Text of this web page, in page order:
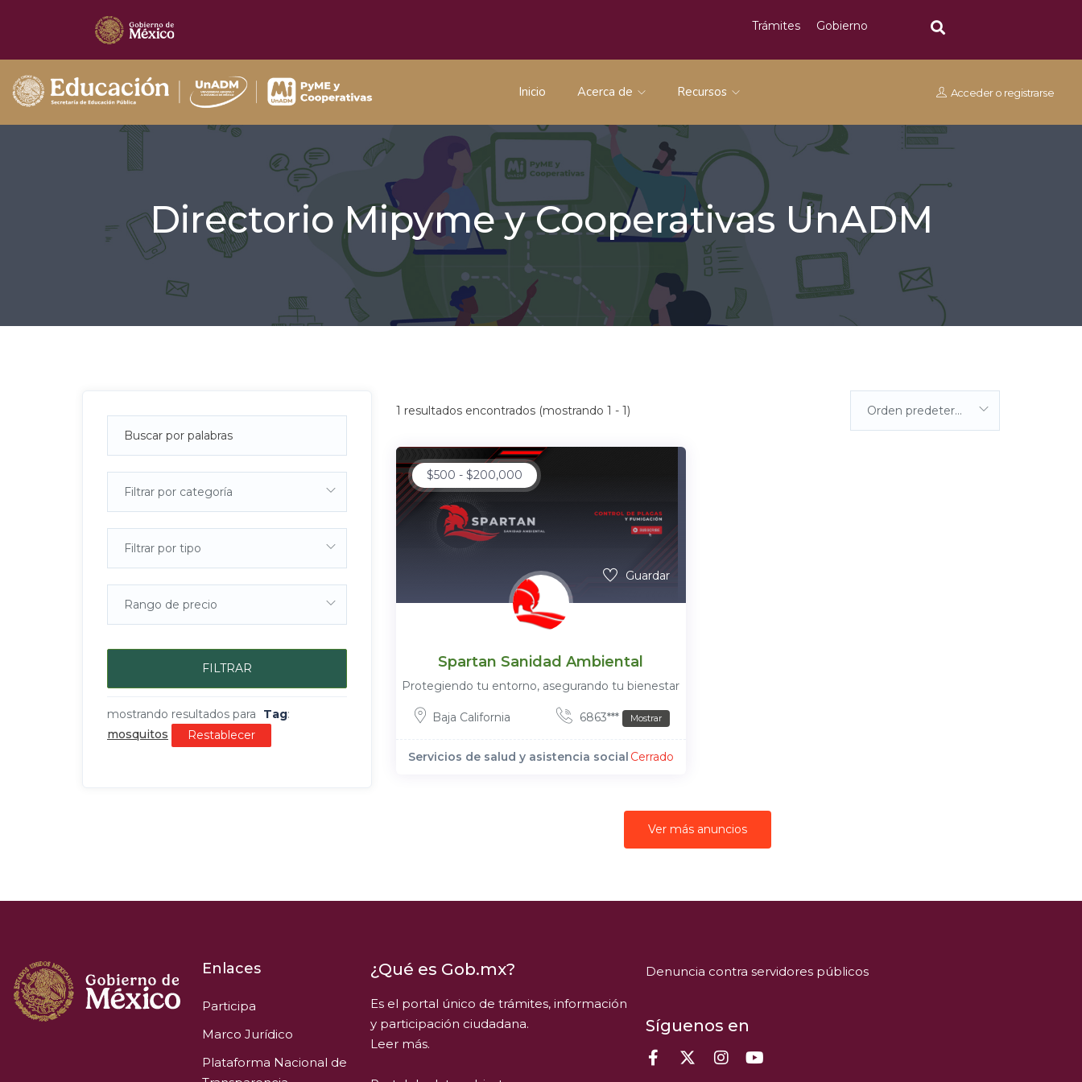
Trámites Gobierno
Inicio Acerca de Recursos Acceder o registrarse
Directorio Mipyme y Cooperativas UnADM
Filtrar por categoría
Filtrar por tipo
Rango de precio
FILTRAR
mostrando resultados para Tag:
mosquitos
Restablecer
1 resultados encontrados (mostrando 1 - 1) Orden predeterminada
$500 - $200,000
Guardar
Spartan Sanidad Ambiental
Protegiendo tu entorno, asegurando tu bienestar
Baja California 6863*** Mostrar
Servicios de salud y asistencia social Cerrado
Ver más anuncios
Enlaces
Participa
Marco Jurídico
Plataforma Nacional de
¿Qué es Gob.mx?
Es el portal único de trámites, información
y participación ciudadana.
Leer más.
Denuncia contra servidores públicos
Síguenos en